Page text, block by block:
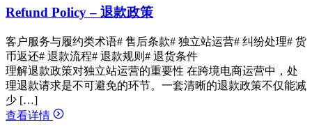
Refund Policy – 退款政策
客户服务与履约类术语# 售后条款# 独立站运营# 纠纷处理# 货
币返还# 退款流程# 退款规则 # 退货条件
理解退款政策对独立站运营的重要性 在跨境电商运营中，处
理退款请求是不可避免的环节。一套清晰的退款政策不仅能减
少 […]
查看详情